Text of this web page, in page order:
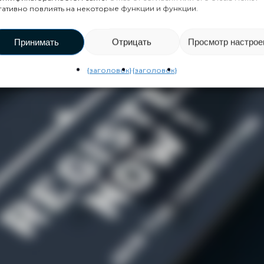
повлиять на некоторые функции и функции.
Принимать Отрицать Просмотр
{заголовок}{заголовок}